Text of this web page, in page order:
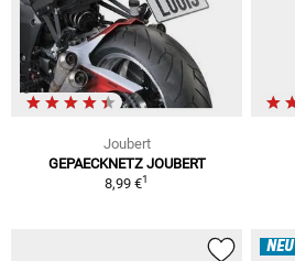
Joubert
GEPAECKNETZ JOUBERT
8,99 €1
NEU